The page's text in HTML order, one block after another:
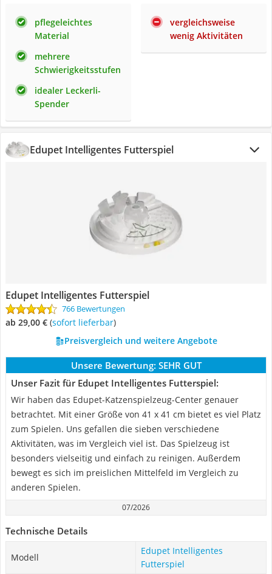
pflegeleichtes
Material
mehrere
Schwierigkeitsstufen
idealer Leckerli-
Spender
vergleichsweise
wenig Aktivitäten
Edupet Intelligentes Futterspiel
Edupet Intelligentes Futterspiel
766 Bewertungen
ab 29,00 € ( Sofort lieferbar)
Preisvergleich und weitere Angebote
Unsere Bewertung: SEHR GUT
Unser Fazit für Edupet Intelligentes Futterspiel:
Wir haben das Edupet-Katzenspielzeug-Center genauer
betrachtet. Mit einer Größe von 41 x 41 cm bietet es viel Platz
zum Spielen. Uns gefallen die sieben verschiedene
Aktivitäten, was im Vergleich viel ist. Das Spielzeug ist
besonders vielseitig und einfach zu reinigen. Außerdem
bewegt es sich im preislichen Mittelfeld im Vergleich zu
anderen Spielen.
07/2026
Technische Details
Modell
Edupet Intelligentes
Futterspiel